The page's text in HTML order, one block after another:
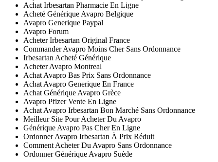
Achat Irbesartan Pharmacie En Ligne
Acheté Générique Avapro Belgique
Avapro Generique Paypal
Avapro Forum
Acheter Irbesartan Original France
Commander Avapro Moins Cher Sans Ordonnance
Irbesartan Acheté Générique
Acheter Avapro Montreal
Achat Avapro Bas Prix Sans Ordonnance
Achat Avapro Generique En France
Achat Générique Avapro Grèce
Avapro Pfizer Vente En Ligne
Achat Avapro Irbesartan Bon Marché Sans Ordonnance
Meilleur Site Pour Acheter Du Avapro
Générique Avapro Pas Cher En Ligne
Ordonner Avapro Irbesartan À Prix Réduit
Comment Acheter Du Avapro Sans Ordonnance
Ordonner Générique Avapro Suède